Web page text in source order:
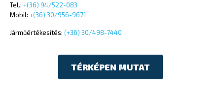
Tel.: +(36) 94/522-083
Mobil: +(36) 30/956-9671
Járműértékesítés: (+36) 30/498-7440
TÉRKÉPEN MUTAT